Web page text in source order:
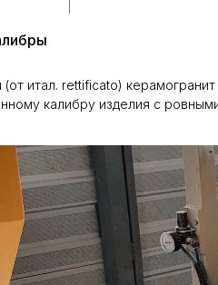
итал. rettificato)
калибру изделия с